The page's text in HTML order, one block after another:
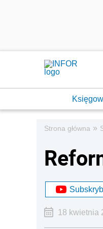
Strona główna »
18 kwietnia